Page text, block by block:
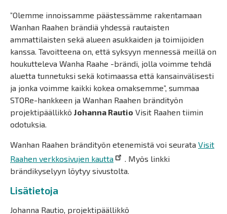
”Olemme innoissamme päästessämme rakentamaan
Wanhan Raahen brändiä yhdessä rautaisten
ammattilaisten sekä alueen asukkaiden ja toimijoiden
kanssa. Tavoitteena on, että syksyyn mennessä meillä on
houkutteleva Wanha Raahe -brändi, jolla voimme tehdä
aluetta tunnetuksi sekä kotimaassa että kansainvälisesti
ja jonka voimme kaikki kokea omaksemme”, summaa
STORe-hankkeen ja Wanhan Raahen brändityön
projektipäällikkö Johanna Rautio Visit Raahen tiimin
odotuksia.
Wanhan Raahen brändityön etenemistä voi seurata Visit
Raahen verkkosivujen kautta
. Myös linkki
brändikyselyyn löytyy sivustolta.
Lisätietoja
Johanna Rautio, projektipäällikkö